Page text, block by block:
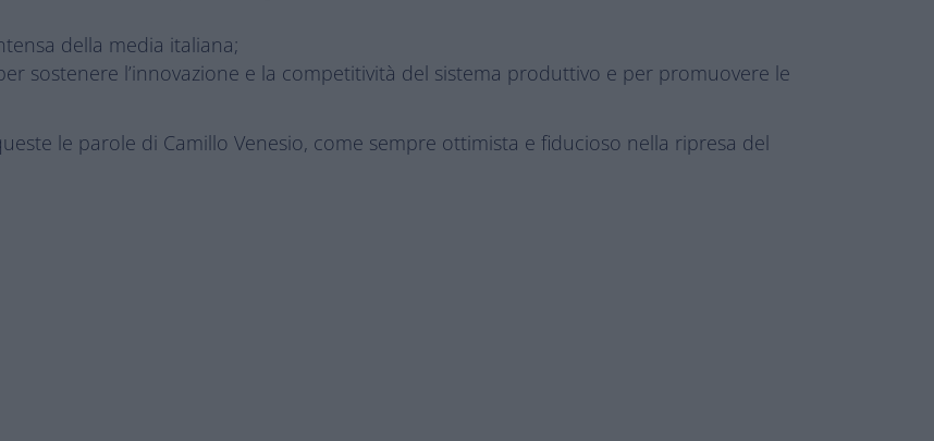
della media italiana;
sostenere l’innovazione e la competitività del sistema produttivo e per promuovere le
le parole di Camillo Venesio, come sempre ottimista e fiducioso nella ripresa del